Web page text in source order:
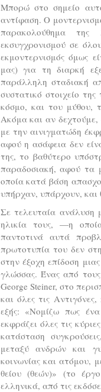
Μπορώ στο σημείο
αντίφαση. Ο
παρακολούθημα της
εκσυγχρονισμού σε
εκμοντερνισμός όμως
μας) για τη διαρκή
παράλληλη σταδιακή
συστατικό στοιχείο
κόσμο, και του μύθου,
Ακόμα και αν δεχτούμε,
με την αινιγματώδη
αφού η ασάφεια δεν
της, το βαθύτερο
παραδοσιακή, αφού τα
οποία κατά βάση
υπήρχαν, υπάρχουν, και
Σε τελευταία ανάλυση
ηλικία τους, —η
παντοτινά αυτά
πρωτοτυπία του δεν
στην έξοχη επίδοση
γλώσσας. Ένας από
George Steiner, στο
και όλες τις
εξής: «Νομίζω πως
εκφράζει όλες τις
κατάσταση
μεταξύ ανδρών και
κοινωνίας και ατόμου,
θείου (θεών)» (το
ελληνικά, από τις